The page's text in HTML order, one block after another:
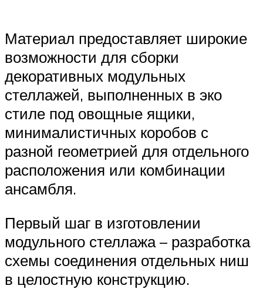
Материал предоставляет широкие
возможности для сборки
декоративных модульных
стеллажей, выполненных в эко
стиле под овощные ящики,
минималистичных коробов с
разной геометрией для отдельного
расположения или комбинации
ансамбля.
Первый шаг в изготовлении
модульного стеллажа – разработка
схемы соединения отдельных ниш
в целостную конструкцию.